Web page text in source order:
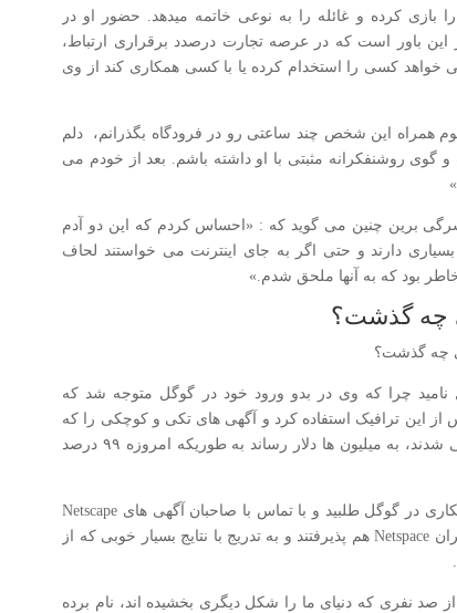
بازی کرده و غائله را به نوعی خاتمه میدهد. حضور او در
باور است که در عرصه تجارت درصدد برقراری ارتباط،
خواهد کسی را استخدام کرده یا با کسی همکاری کند از وی
همراه این شخص چند ساعتی رو در فرودگاه بگذرانم، دلم
روشنفکرانه مثبتی با او داشته باشم. بعد از خودم می
برین چنین می گوید که : «احساس کردم که این دو آدم
بسیاری دارند و حتی اگر به‌ جای اینترنت می‌ خواستند لحاف‌
بود که به آنها ملحق شدم.»
چه گذشت؟
توان مرد ۹۹ درصدی گوگل نامید چرا که وی در بدو ورود خود در گوگل متوجه شد که
این ترافیک استفاده کرد و آگهی های تکی و کوچکی را که
یکی یکی با کارت های اعتباری به گوگل پرداخت می شدند، به میلیون ها دلار رساند به طوریکه امروزه ۹۹ درصد
به تدریج همکاران سابقش در Netscape را هم به همکاری در گوگل طلبید و با تماس با صاحبان آگهی های Netscape
به آنها گفت پیشنهاد تبلیغ Netspace را ارائه کرد. مدیران Netspace هم پذیرفتند و به تدریج با نتایج بسیار خوبی که از
از او به‌ عنوان یکی از صد نفری که دنیای ما را شکل دیگری بخشیده‌ اند، نام برده